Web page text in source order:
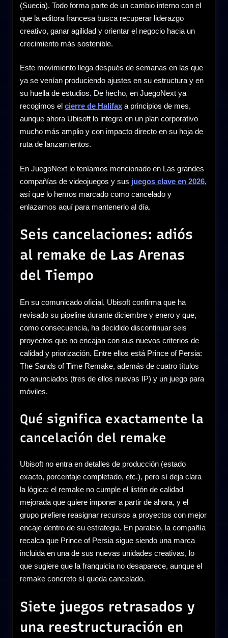
(Suecia). Todo forma parte de un cambio interno con el
que la editora francesa busca recuperar liderazgo
creativo, ganar agilidad y orientar el negocio hacia un
crecimiento más sostenible.
Este movimiento llega después de semanas en las que
ya se venían produciendo ajustes en su estructura y en
su huella de estudios. De hecho, en JuegoNext ya
recogimos el cierre de Halifax a principios de mes,
aunque ahora Ubisoft lo integra en un plan corporativo
mucho más amplio y con impacto directo en su hoja de
ruta de lanzamientos.
En JuegoNext lo teníamos mencionado en Las grandes
compañías de videojuegos y sus juegos clave en 2026,
así que lo hemos marcado como cancelado y
enlazamos aquí para mantenerlo al día.
Seis cancelaciones: adiós
al remake de Las Arenas
del Tiempo
En su comunicado oficial, Ubisoft confirma que ha
revisado su pipeline durante diciembre y enero y que,
como consecuencia, ha decidido discontinuar seis
proyectos que no encajan con sus nuevos criterios de
calidad y priorización. Entre ellos está Prince of Persia:
The Sands of Time Remake, además de cuatro títulos
no anunciados (tres de ellos nuevas IP) y un juego para
móviles.
Qué significa exactamente la
cancelación del remake
Ubisoft no entra en detalles de producción (estado
exacto, porcentaje completado, etc.), pero sí deja clara
la lógica: el remake no cumple el listón de calidad
mejorada que quiere imponer a partir de ahora, y el
grupo prefiere reasignar recursos a proyectos con mejor
encaje dentro de su estrategia. En paralelo, la compañía
recalca que Prince of Persia sigue siendo una marca
incluida en una de sus nuevas unidades creativas, lo
que sugiere que la franquicia no desaparece, aunque el
remake concreto sí queda cancelado.
Siete juegos retrasados y
una reestructuración en